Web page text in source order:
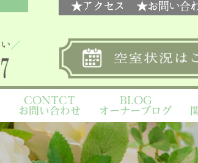
CONTCT
お問い合わせ
BLOG
オーナーブログ